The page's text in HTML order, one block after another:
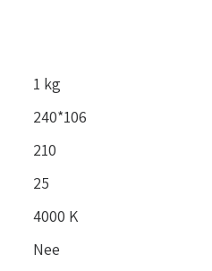
1 kg
240*106
210
25
4000 K
Nee